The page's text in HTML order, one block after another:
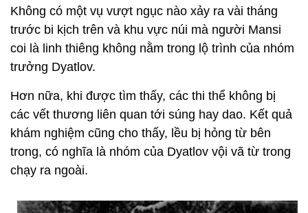
Không có một vụ vượt ngục nào xảy ra vài tháng
trước bi kịch trên và khu vực núi mà người Mansi
coi là linh thiêng không nằm trong lộ trình của nhóm
trưởng Dyatlov.
Hơn nữa, khi được tìm thấy, các thi thể không bị
các vết thương liên quan tới súng hay dao. Kết quả
khám nghiệm cũng cho thấy, lều bị hỏng từ bên
trong, có nghĩa là nhóm của Dyatlov vội vã từ trong
chạy ra ngoài.